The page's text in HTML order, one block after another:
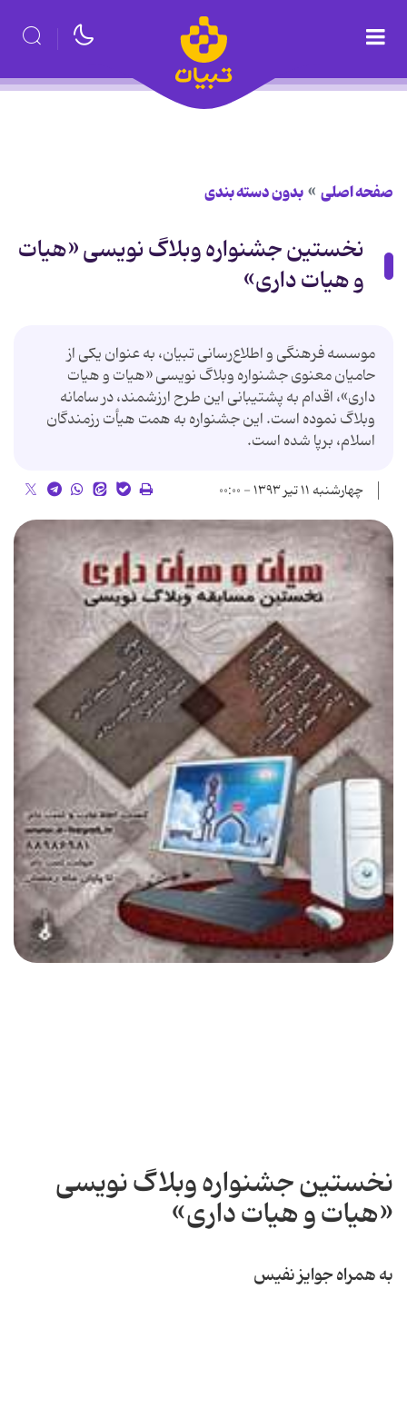
صفحه اصلی بدون دسته بندی
نخستین جشنواره وبلاگ نویسی «هیات
و هیات داری»
موسسه فرهنگی و اطلاع‌رسانی تبیان، به عنوان یکی از
حامیان معنوی جشنواره وبلاگ نویسی «هیات و هیات
داری»، اقدام به پشتیبانی این طرح ارزشمند، در سامانه
وبلاگ نموده است. این جشنواره به همت هیأت رزمندگان
اسلام، برپا شده است.
چهارشنبه ۱۱ تیر ۱۳۹۳ - ۰۰:۰۰
نخستین جشنواره وبلاگ نویسی
«هیات و هیات داری»
به همراه جوایز نفیس